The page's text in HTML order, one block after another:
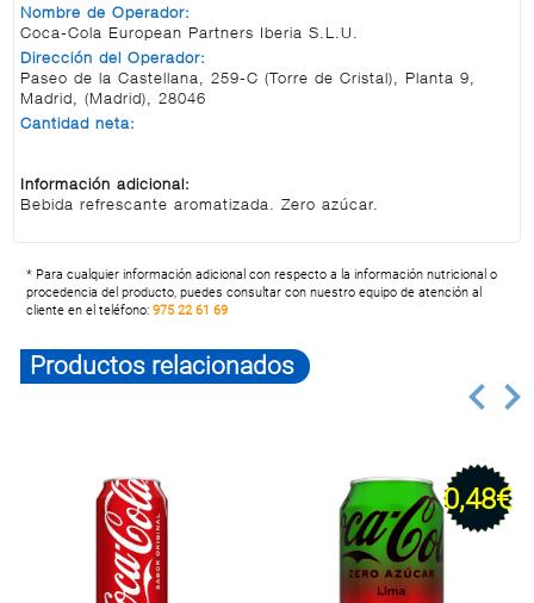
Nombre de Operador:
Coca-Cola European Partners Iberia S.L.U.
Dirección del Operador:
Paseo de la Castellana, 259-C (Torre de Cristal), Planta 9,
Madrid, (Madrid), 28046
Cantidad neta:
Información adicional:
Bebida refrescante aromatizada. Zero azúcar.
* Para cualquier información adicional con respecto a la información nutricional o
procedencia del producto, puedes consultar con nuestro equipo de atención al
cliente en el teléfono:975 22 61 69
Productos relacionados
0,48€